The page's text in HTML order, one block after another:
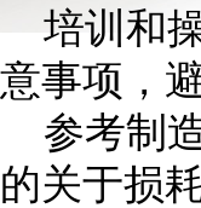
培训和操
意事项，
参考制
的关于损